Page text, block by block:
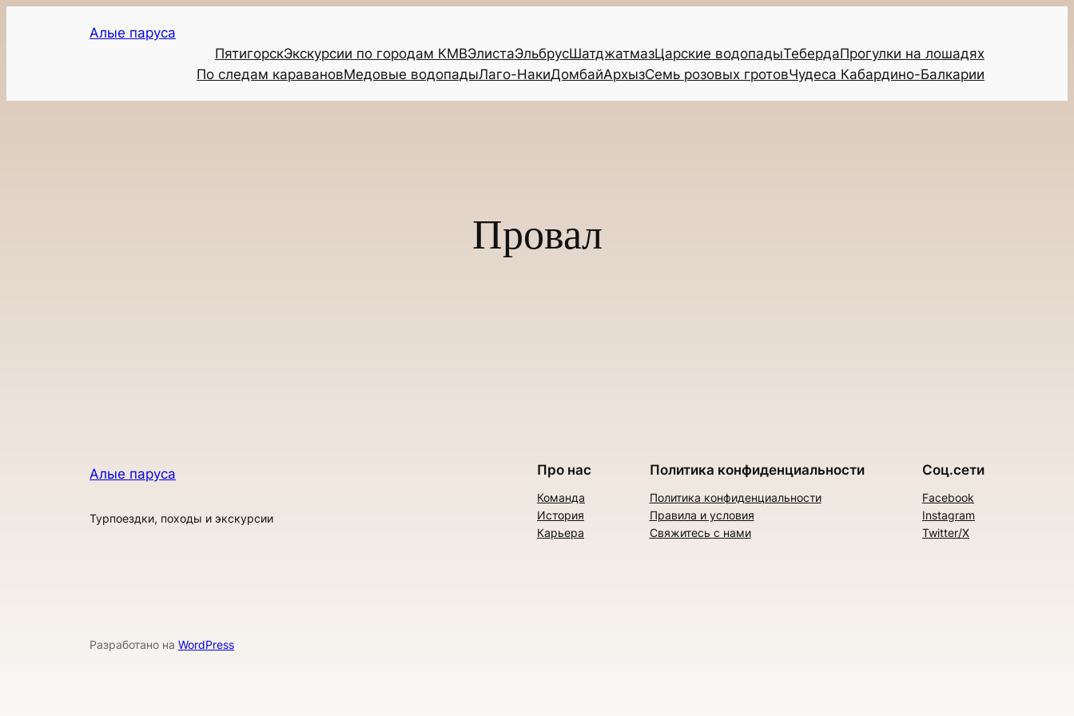
Алые паруса
ПятигорскЭкскурсии по городам КМВЭлистаЭльбрусШатджатмазЦарские водопадыТебердаПрогулки на лошадях
По следам каравановМедовые водопадыЛаго-НакиДомбайАрхызСемь розовых гротовЧудеса Кабардино-Балкарии
Провал
Алые паруса
Турпоездки, походы и экскурсии
Про нас
Команда
История
Карьера
Политика конфиденциальности
Политика конфиденциальности
Правила и условия
Свяжитесь с нами
Соц.сети
Facebook
Instagram
Twitter/X
Разработано на WordPress